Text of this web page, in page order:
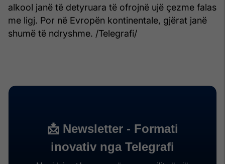
alkool janë të detyruara të ofrojnë ujë çezme falas
me ligj. Por në Evropën kontinentale, gjërat janë
shumë të ndryshme. /Telegrafi/